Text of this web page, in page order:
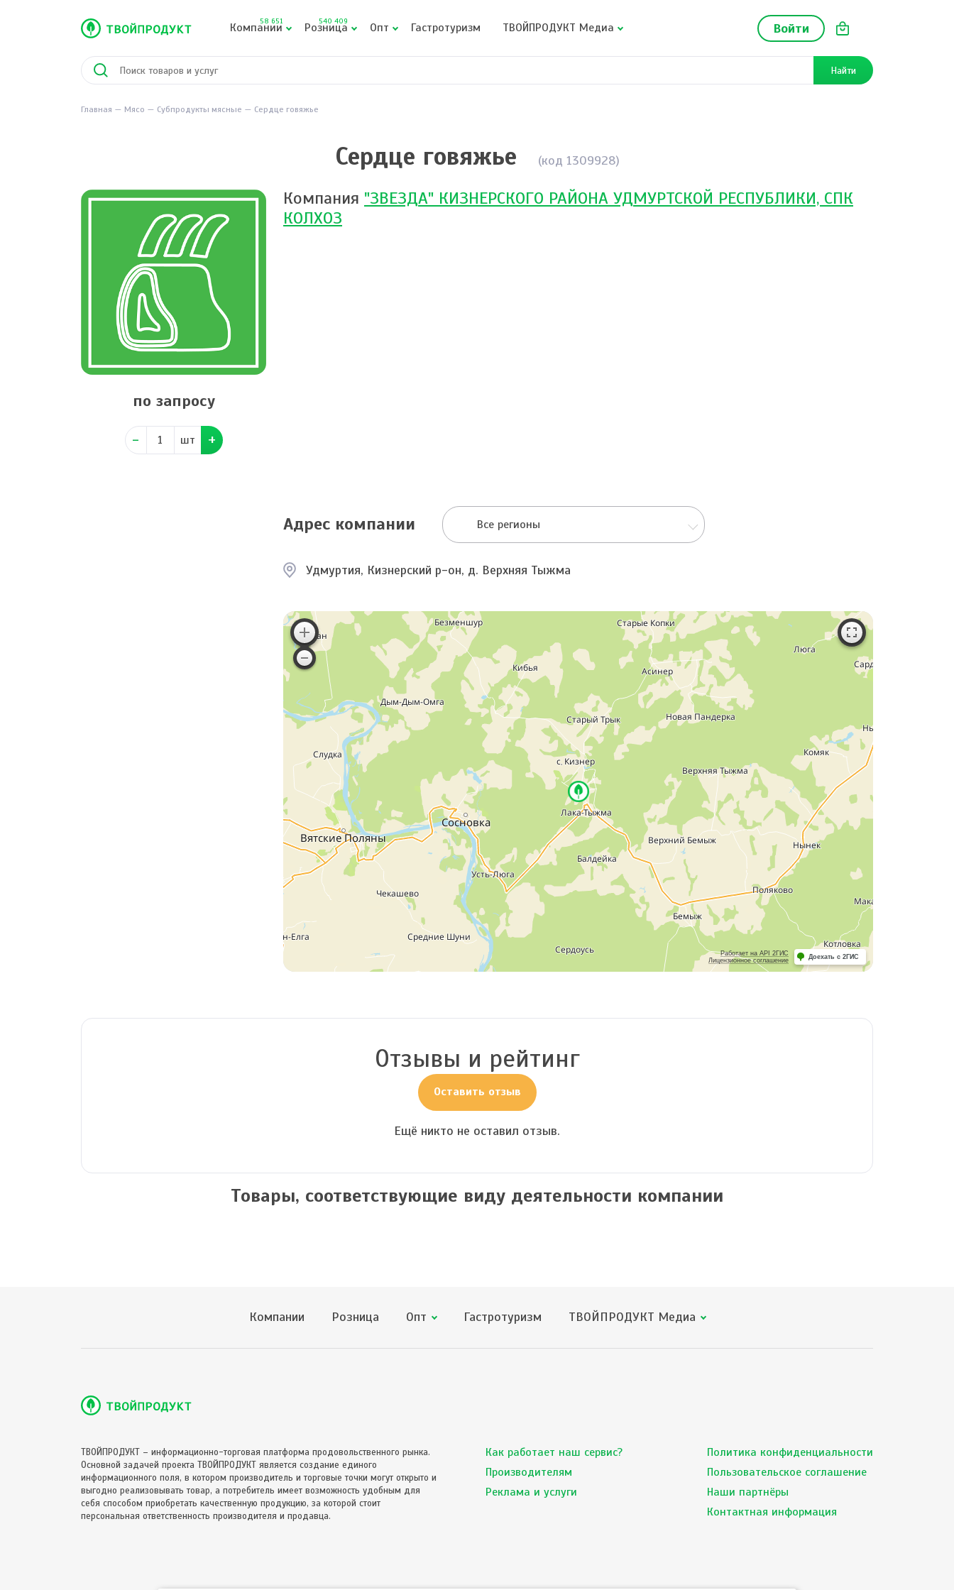
Войти
Компании
58 651 Розница
540 409 Опт Гастротуризм ТВОЙПРОДУКТ Медиа
Найти
Главная Мясо Субпродукты мясные Сердце говяжье
Сердце говяжье (код 1309928)
по запросу
шт
Компания "ЗВЕЗДА" КИЗНЕРСКОГО РАЙОНА УДМУРТСКОЙ РЕСПУБЛИКИ, СПК
КОЛХОЗ
Адрес компании Все регионы
Удмуртия, Кизнерский р-он, д. Верхняя Тыжма
Работает на API 2ГИС
Лицензионное соглашение
Доехать с 2ГИС
Отзывы и рейтинг
Оставить отзыв
Ещё никто не оставил отзыв.
Товары, соответствующие виду деятельности компании
Компании Розница Опт Гастротуризм ТВОЙПРОДУКТ Медиа
ТВОЙПРОДУКТ – информационно-торговая платформа продовольственного рынка.
Основной задачей проекта ТВОЙПРОДУКТ является создание единого
информационного поля, в котором производитель и торговые точки могут открыто и
выгодно реализовывать товар, а потребитель имеет возможность удобным для
себя способом приобретать качественную продукцию, за которой стоит
персональная ответственность производителя и продавца.
Как работает наш сервис?
Производителям
Реклама и услуги
Политика конфиденциальности
Пользовательское соглашение
Наши партнёры
Контактная информация